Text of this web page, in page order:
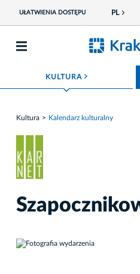
UŁATWIENIA DOSTĘPU PL
KULTURA ROZWIŃ MENU
Kultura Kalendarz kulturalny